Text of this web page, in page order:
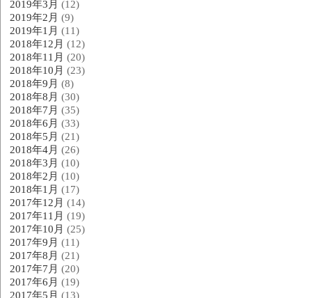
2019年3月 (12)
2019年2月 (9)
2019年1月 (11)
2018年12月 (12)
2018年11月 (20)
2018年10月 (23)
2018年9月 (8)
2018年8月 (30)
2018年7月 (35)
2018年6月 (33)
2018年5月 (21)
2018年4月 (26)
2018年3月 (10)
2018年2月 (10)
2018年1月 (17)
2017年12月 (14)
2017年11月 (19)
2017年10月 (25)
2017年9月 (11)
2017年8月 (21)
2017年7月 (20)
2017年6月 (19)
2017年5月 (13)